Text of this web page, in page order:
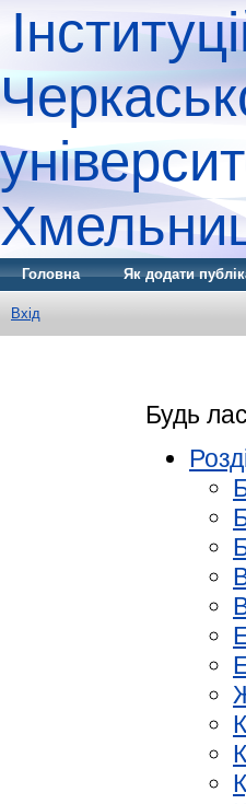
Головна Як додати
Вхід
Будь